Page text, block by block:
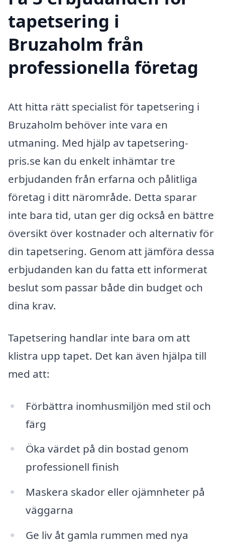
tapetsering i
Bruzaholm från
professionella företag
Att hitta rätt specialist för tapetsering i
Bruzaholm behöver inte vara en
utmaning. Med hjälp av tapetsering-
pris.se kan du enkelt inhämtar tre
erbjudanden från erfarna och pålitliga
företag i ditt närområde. Detta sparar
inte bara tid, utan ger dig också en bättre
översikt över kostnader och alternativ för
din tapetsering. Genom att jämföra dessa
erbjudanden kan du fatta ett informerat
beslut som passar både din budget och
dina krav.
Tapetsering handlar inte bara om att
klistra upp tapet. Det kan även hjälpa till
med att:
Förbättra inomhusmiljön med stil och
färg
Öka värdet på din bostad genom
professionell finish
Maskera skador eller ojämnheter på
väggarna
Ge liv åt gamla rummen med nya